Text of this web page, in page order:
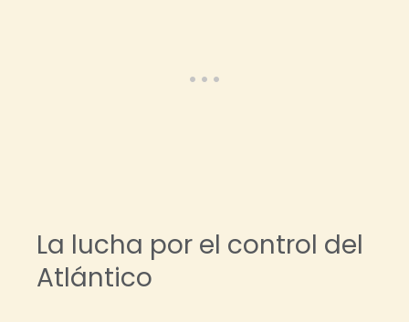
La lucha por el control del
Atlántico